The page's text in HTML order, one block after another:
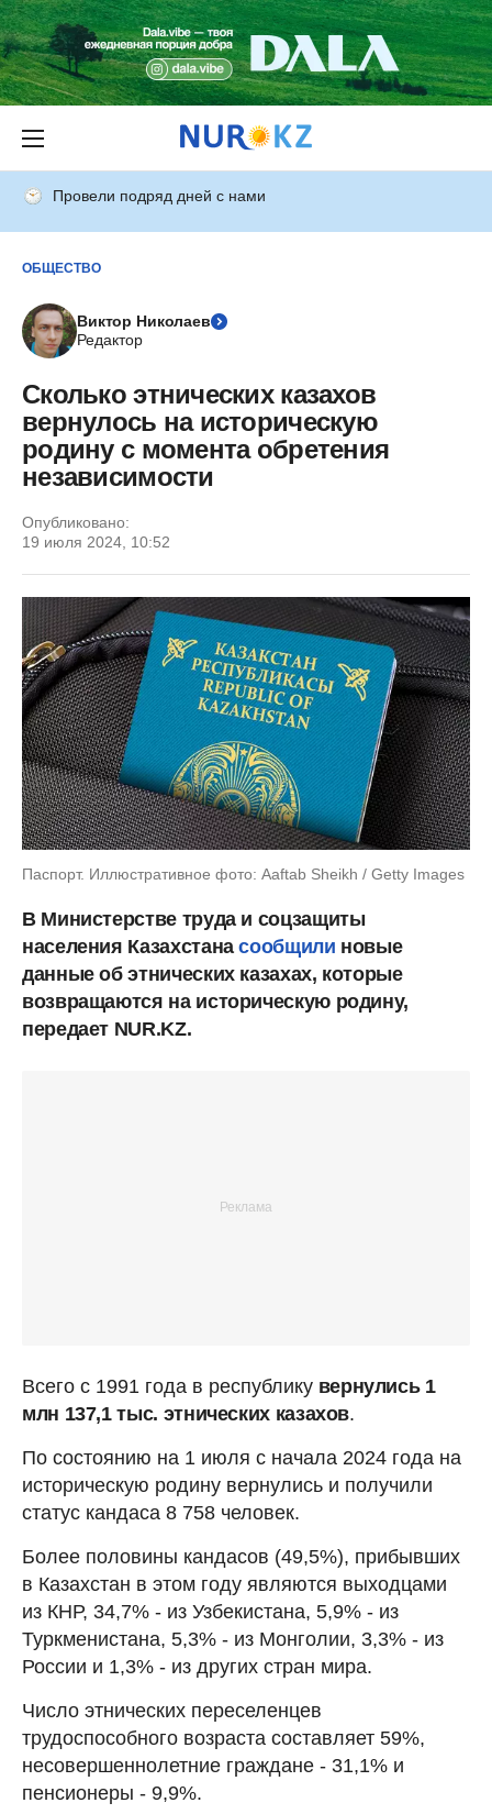
Провели подряд дней с нами
ОБЩЕСТВО
Виктор Николаев
Редактор
Сколько этнических казахов
вернулось на историческую
родину с момента обретения
независимости
Опубликовано:
19 июля 2024, 10:52
Паспорт. Иллюстративное фото: Aaftab Sheikh / Getty Images
В Министерстве труда и соцзащиты
населения Казахстанасообщили новые
данные об этнических казахах, которые
возвращаются на историческую родину,
передает NUR.KZ.
Всего с 1991 года в республику вернулись 1
млн 137,1 тыс. этнических казахов.
По состоянию на 1 июля с начала 2024 года на
историческую родину вернулись и получили
статус кандаса 8 758 человек.
Более половины кандасов (49,5%), прибывших
в Казахстан в этом году являются выходцами
из КНР, 34,7% - из Узбекистана, 5,9% - из
Туркменистана, 5,3% - из Монголии, 3,3% - из
России и 1,3% - из других стран мира.
Число этнических переселенцев
трудоспособного возраста составляет 59%,
несовершеннолетние граждане - 31,1% и
пенсионеры - 9,9%.